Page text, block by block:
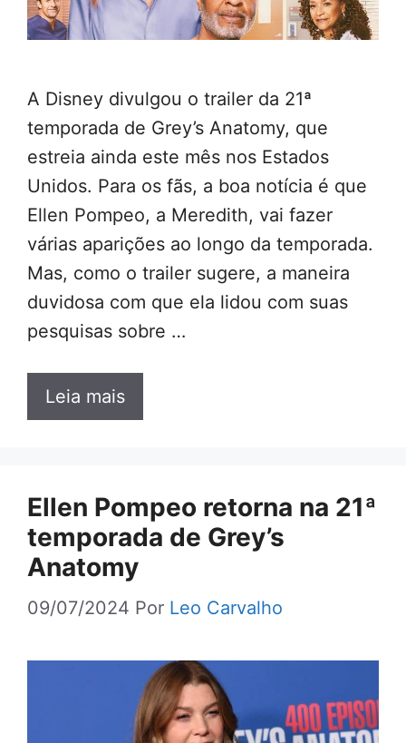
A Disney divulgou o trailer da 21ª
temporada de Grey’s Anatomy, que
estreia ainda este mês nos Estados
Unidos. Para os fãs, a boa notícia é que
Ellen Pompeo, a Meredith, vai fazer
várias aparições ao longo da temporada.
Mas, como o trailer sugere, a maneira
duvidosa com que ela lidou com suas
pesquisas sobre …
Leia mais
Ellen Pompeo retorna na 21ª
temporada de Grey’s
Anatomy
09/07/2024 Por Leo Carvalho